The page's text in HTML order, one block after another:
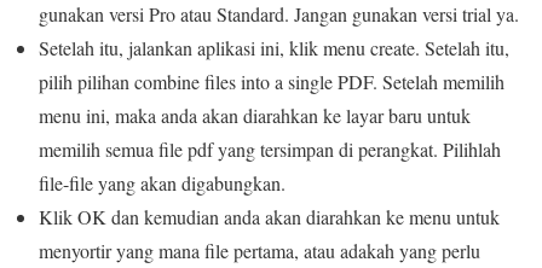
gunakan versi Pro atau Standard. Jangan gunakan versi trial ya.
Setelah itu, jalankan aplikasi ini, klik menu create. Setelah itu,
pilih pilihan combine files into a single PDF. Setelah memilih
menu ini, maka anda akan diarahkan ke layar baru untuk
memilih semua file pdf yang tersimpan di perangkat. Pilihlah
file-file yang akan digabungkan.
Klik OK dan kemudian anda akan diarahkan ke menu untuk
menyortir yang mana file pertama, atau adakah yang perlu